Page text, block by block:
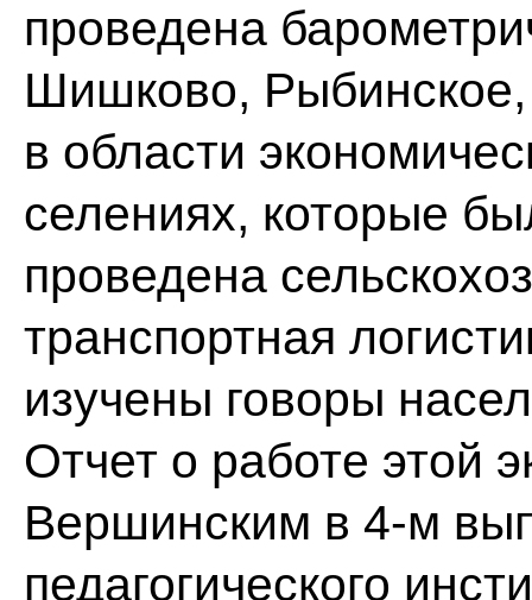
проведена
Шишково,
в области
селениях, которые
проведена
транспортная
изучены говоры
Отчет о работе этой
Вершинским в 4-м
педагогического